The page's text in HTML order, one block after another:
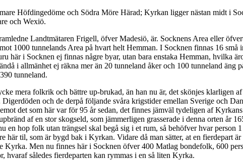
Höfdingedöme och Södra Möre Härad; Kyrkan ligger nästan midt i
och Wexiö.
Landtmätaren Frigell, öfver Madesiö, är. Socknens Area eller
1000 tunnelands Area på hvart helt Hemman. I Socknen finnas 16
här i Socknen ej finnas någre byar, utan bara enstaka Hemman, hvilka
i allmänhet ej räkna mer än 20 tunneland åker och 100 tunneland
tunneland.
mera folkrik och bättre up-brukad, än han nu är, det skönjes klarligen
och de derpå föl­jande svåra krigstider emellan Sverige och
det som här var för 95 år sedan, det finnes jämväl tydeligen af
af en stor skogseld, som jämmerligen grasserade i denna orten
en hop folk utan trängsel skal begå sig i et rum, så behöfver hvar
här til, som är bygd bak i Kyrkan. Vidare då man sätter, at en fierdepart
Kyrka. Men nu finnes här i Socknen öfver 400 Matlag bondefolk, 600
hvaraf således fierdeparten kan rymmas i en så liten Kyrka.